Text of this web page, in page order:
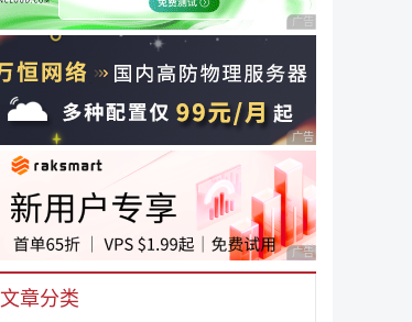
广告 商业广告，理性
广告 商业广告，理性
广告 商业广告，理性
文章分类